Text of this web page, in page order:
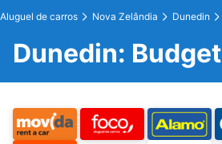
Aluguel de carros Nova Zelândia Dunedin
Dunedin: Budget